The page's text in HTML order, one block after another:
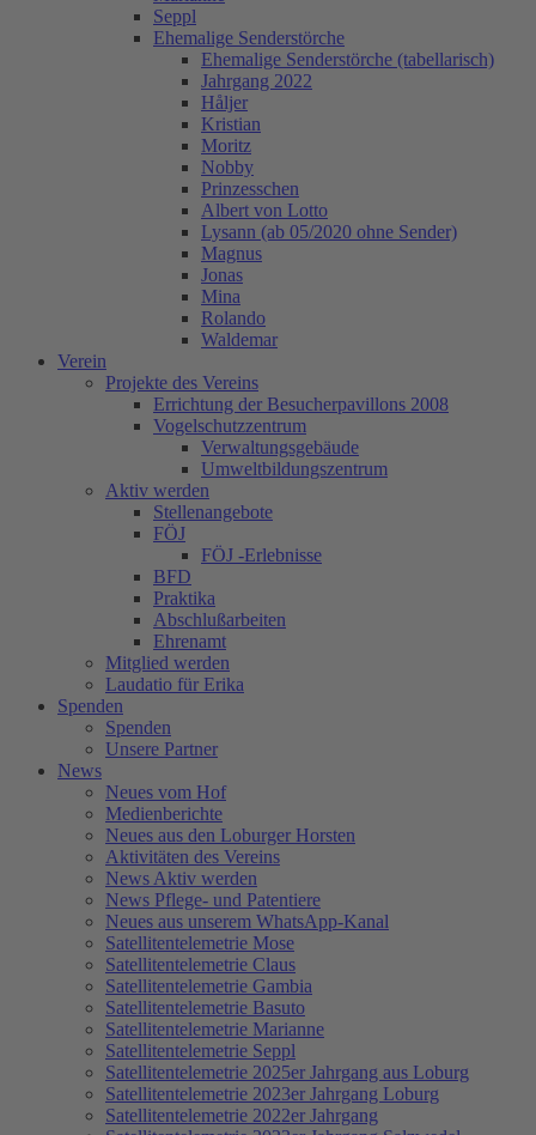
Seppl
Ehemalige Senderstörche
Ehemalige Senderstörche (tabellarisch)
Jahrgang 2022
Håljer
Kristian
Moritz
Nobby
Prinzesschen
Albert von Lotto
Lysann (ab 05/2020 ohne Sender)
Magnus
Jonas
Mina
Rolando
Waldemar
Verein
Projekte des Vereins
Errichtung der Besucherpavillons 2008
Vogelschutzzentrum
Verwaltungsgebäude
Umweltbildungszentrum
Aktiv werden
Stellenangebote
FÖJ
FÖJ -Erlebnisse
BFD
Praktika
Abschlußarbeiten
Ehrenamt
Mitglied werden
Laudatio für Erika
Spenden
Spenden
Unsere Partner
News
Neues vom Hof
Medienberichte
Neues aus den Loburger Horsten
Aktivitäten des Vereins
News Aktiv werden
News Pflege- und Patentiere
Neues aus unserem WhatsApp-Kanal
Satellitentelemetrie Mose
Satellitentelemetrie Claus
Satellitentelemetrie Gambia
Satellitentelemetrie Basuto
Satellitentelemetrie Marianne
Satellitentelemetrie Seppl
Satellitentelemetrie 2025er Jahrgang aus Loburg
Satellitentelemetrie 2023er Jahrgang Loburg
Satellitentelemetrie 2022er Jahrgang